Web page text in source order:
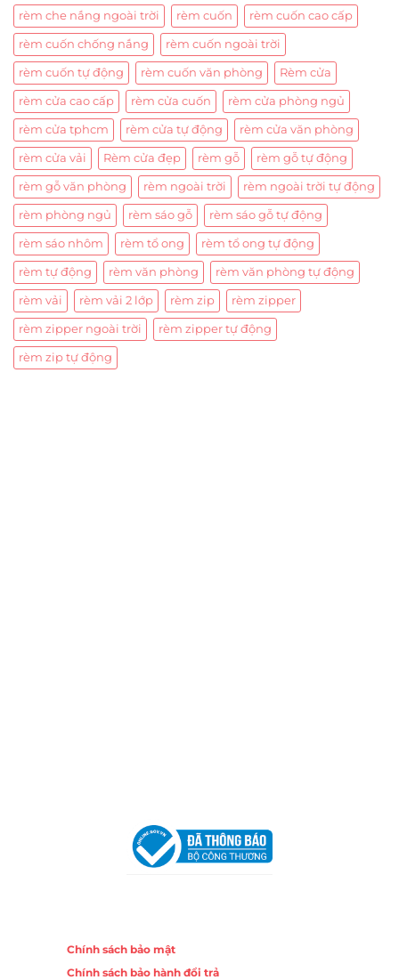
rèm che nắng ngoài trời rèm cuốn rèm cuốn cao cấp
rèm cuốn chống nắng rèm cuốn ngoài trời
rèm cuốn tự động rèm cuốn văn phòng Rèm cửa
rèm cửa cao cấp rèm cửa cuốn rèm cửa phòng ngủ
rèm cửa tphcm rèm cửa tự động rèm cửa văn phòng
rèm cửa vải Rèm cửa đẹp rèm gỗ rèm gỗ tự động
rèm gỗ văn phòng rèm ngoài trời rèm ngoài trời tự động
rèm phòng ngủ rèm sáo gỗ rèm sáo gỗ tự động
rèm sáo nhôm rèm tổ ong rèm tổ ong tự động
rèm tự động rèm văn phòng rèm văn phòng tự động
rèm vải rèm vải 2 lớp rèm zip rèm zipper
rèm zipper ngoài trời rèm zipper tự động
rèm zip tự động
Chính sách bảo mật
Chính sách bảo hành đổi trả